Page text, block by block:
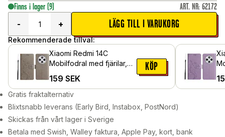
Finns i lager (9) ART. NR: 62172
-
+ LÄGG TILL I VARUKORG
Rekommenderade tillval:
Xiaomi Redmi 14C
Mobilfodral med fjärilar,
159 SEK
KÖP
Gratis fraktalternativ
Blixtsnabb leverans (Early Bird, Instabox, PostNord)
Skickas från vårt lager i Sverige
Betala med Swish, Walley faktura, Apple Pay, kort, bank